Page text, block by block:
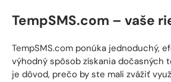
TempSMS.com – vaše
TempSMS.com ponúka jednoduchý,
výhodný spôsob získania dočasných
je dôvod, prečo by ste mali zvážiť